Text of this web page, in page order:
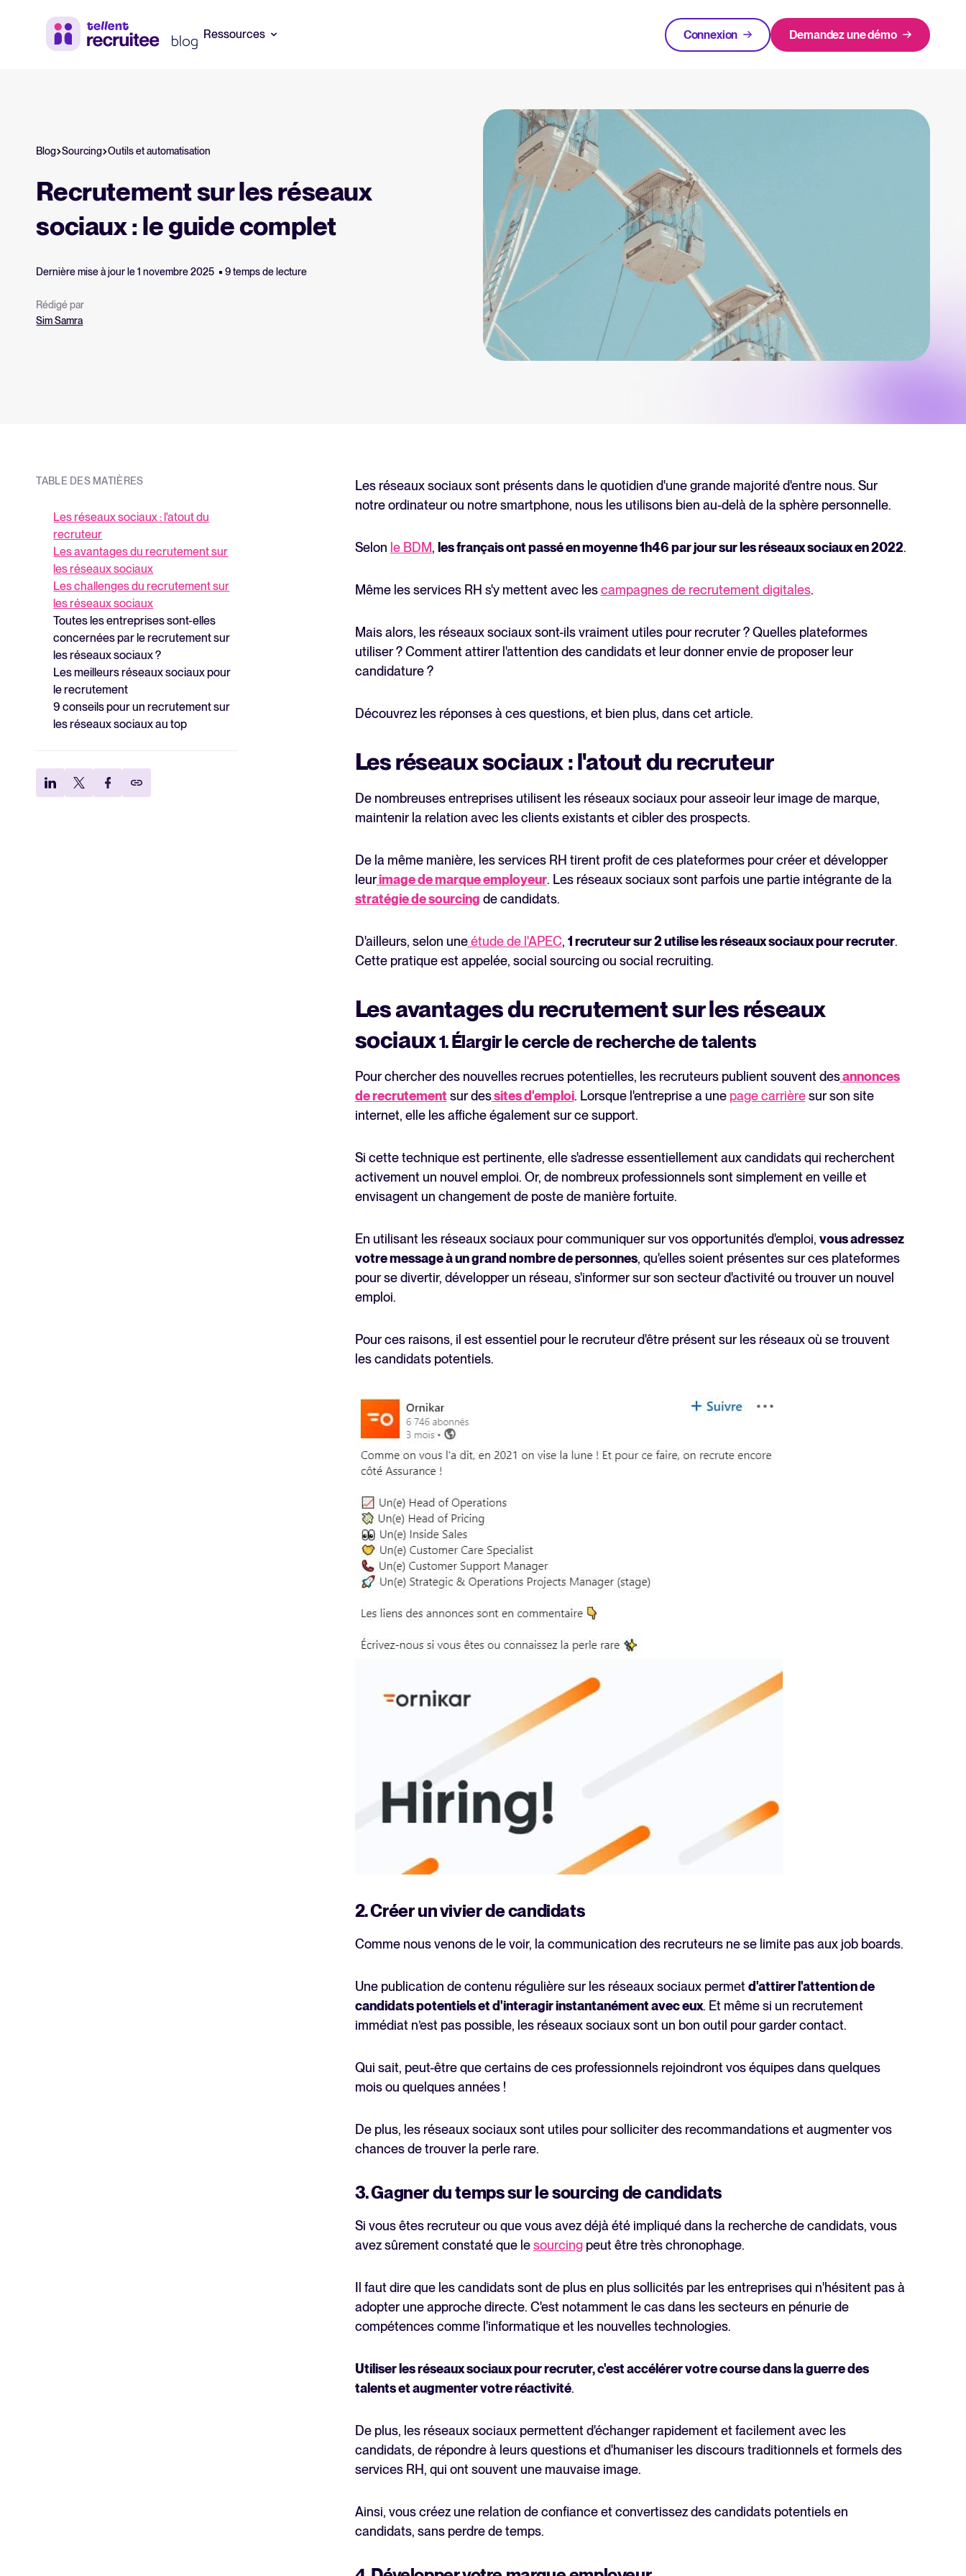
Ressources
Ebooks, rapports, modèles et
Webinaires
Sessions à la demande avec des
experts.
Estimez vos économies avec
Tellent Recruitee
Tellent Recruitee
recrutement
Rapport 2025 sur le recrutement
En savoir plus
Connexion Demandez une démo
Webinaires
Sessions à la demande avec des experts.
Guide logiciel ATS
Tout savoir sur les logiciels ATS
Calculateur de ROI
Estimez vos économies avec Tellent Recruitee
Découvrez notre logiciel de recrutement
Blog Sourcing Outils et automatisation
Recrutement sur les réseaux
sociaux : le guide complet
Dernière mise à jour le 1 novembre 2025 9 temps de lecture
Rédigé par
Sim Samra
TABLE DES MATIÈRES
Les réseaux sociaux : l'atout du
recruteur
Les avantages du recrutement sur
les réseaux sociaux
Les challenges du recrutement sur
les réseaux sociaux
Toutes les entreprises sont-elles
concernées par le recrutement sur
les réseaux sociaux ?
Les meilleurs réseaux sociaux pour
le recrutement
9 conseils pour un recrutement sur
les réseaux sociaux au top
Les réseaux sociaux sont présents dans le quotidien d'une grande majorité d'entre nous. Sur
notre ordinateur ou notre smartphone, nous les utilisons bien au-delà de la sphère personnelle.
Selon le BDM, les français ont passé en moyenne 1h46 par jour sur les réseaux sociaux en 2022.
Même les services RH s'y mettent avec lescampagnes de recrutement digitales.
Mais alors, les réseaux sociaux sont-ils vraiment utiles pour recruter ? Quelles plateformes
utiliser ? Comment attirer l'attention des candidats et leur donner envie de proposer leur
candidature ?
Découvrez les réponses à ces questions, et bien plus, dans cet article.
Les réseaux sociaux : l'atout du recruteur
De nombreuses entreprises utilisent les réseaux sociaux pour asseoir leur image de marque,
maintenir la relation avec les clients existants et cibler des prospects.
De la même manière, les services RH tirent profit de ces plateformes pour créer et développer
leurimage de marque employeur. Les réseaux sociaux sont parfois une partie intégrante de la
stratégie de sourcing de candidats.
D'ailleurs, selon uneétude de l'APEC, 1 recruteur sur 2 utilise les réseaux sociaux pour recruter.
Cette pratique est appelée, social sourcing ou social recruiting.
Les avantages du recrutement sur les réseaux
sociaux1. Élargir le cercle de recherche de talents
Pour chercher des nouvelles recrues potentielles, les recruteurs publient souvent desannonces
de recrutementsur dessites d'emploi. Lorsque l'entreprise a une page carrièresur son site
internet, elle les affiche également sur ce support.
Si cette technique est pertinente, elle s'adresse essentiellement aux candidats qui recherchent
activement un nouvel emploi. Or, de nombreux professionnels sont simplement en veille et
envisagent un changement de poste de manière fortuite.
En utilisant les réseaux sociaux pour communiquer sur vos opportunités d'emploi, vous adressez
votre message à un grand nombre de personnes, qu'elles soient présentes sur ces plateformes
pour se divertir, développer un réseau, s'informer sur son secteur d'activité ou trouver un nouvel
emploi.
Pour ces raisons, il est essentiel pour le recruteur d'être présent sur les réseaux où se trouvent
les candidats potentiels.
2. Créer un vivier de candidats
Comme nous venons de le voir, la communication des recruteurs ne se limite pas aux job boards.
Une publication de contenu régulière sur les réseaux sociaux permetd'attirer l'attention de
candidats potentiels et d'interagir instantanément avec eux. Et même si un recrutement
immédiat n’est pas possible, les réseaux sociaux sont un bon outil pour garder contact.
Qui sait, peut-être que certains de ces professionnels rejoindront vos équipes dans quelques
mois ou quelques années !
De plus, les réseaux sociaux sont utiles pour solliciter des recommandations et augmenter vos
chances de trouver la perle rare.
3. Gagner du temps sur le sourcing de candidats
Si vous êtes recruteur ou que vous avez déjà été impliqué dans la recherche de candidats, vous
avez sûrement constaté que lesourcingpeut être très chronophage.
Il faut dire que les candidats sont de plus en plus sollicités par les entreprises qui n'hésitent pas à
adopter une approche directe. C'est notamment le cas dans les secteurs en pénurie de
compétences comme l'informatique et les nouvelles technologies.
Utiliser les réseaux sociaux pour recruter, c'est accélérer votre course dans la guerre des
talents et augmenter votre réactivité.
De plus, les réseaux sociaux permettent d'échanger rapidement et facilement avec les
candidats, de répondre à leurs questions et d'humaniser les discours traditionnels et formels des
services RH, qui ont souvent une mauvaise image.
Ainsi, vous créez une relation de confiance et convertissez des candidats potentiels en
candidats, sans perdre de temps.